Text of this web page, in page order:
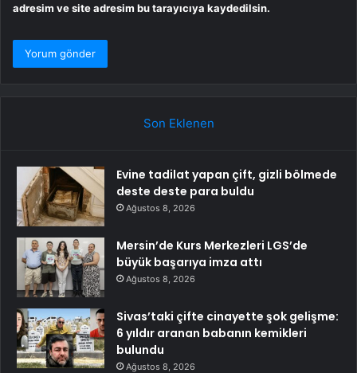
adresim ve site adresim bu tarayıcıya kaydedilsin.
Son Eklenen
Evine tadilat yapan çift, gizli bölmede
deste deste para buldu
Ağustos 8, 2026
Mersin’de Kurs Merkezleri LGS’de
büyük başarıya imza attı
Ağustos 8, 2026
Sivas’taki çifte cinayette şok gelişme:
6 yıldır aranan babanın kemikleri
bulundu
Ağustos 8, 2026